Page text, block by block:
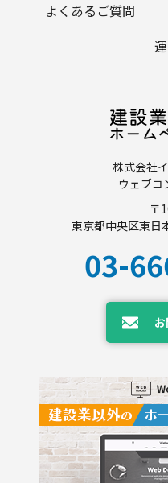
よくあるご質問
株式会社
ウェブコ
〒
東京都中央区東日
03-